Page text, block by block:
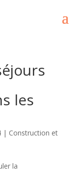
les
| Construction et